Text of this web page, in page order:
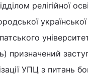
релігійної
української
призначений
УПЦ з питань